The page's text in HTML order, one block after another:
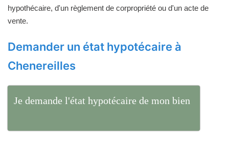
hypothécaire, d'un règlement de corpropriété ou d'un acte de
vente.
Demander un état hypotécaire à
Chenereilles
Je demande l'état hypotécaire de mon bien